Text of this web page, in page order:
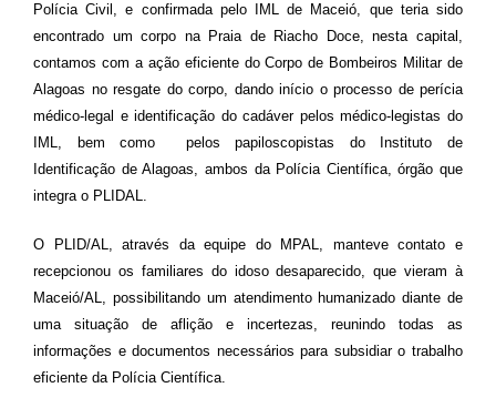
Polícia Civil, e confirmada pelo IML de Maceió, que teria sido
encontrado um corpo na Praia de Riacho Doce, nesta capital,
contamos com a ação eficiente do Corpo de Bombeiros Militar de
Alagoas no resgate do corpo, dando início o processo de perícia
médico-legal e identificação do cadáver pelos médico-legistas do
IML, bem como pelos papiloscopistas do Instituto de
Identificação de Alagoas, ambos da Polícia Científica, órgão que
integra o PLIDAL.
O PLID/AL, através da equipe do MPAL, manteve contato e
recepcionou os familiares do idoso desaparecido, que vieram à
Maceió/AL, possibilitando um atendimento humanizado diante de
uma situação de aflição e incertezas, reunindo todas as
informações e documentos necessários para subsidiar o trabalho
eficiente da Polícia Científica.